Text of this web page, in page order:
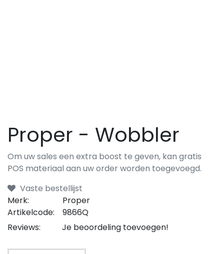
Proper - Wobbler
Om uw sales een extra boost te geven, kan gratis
POS materiaal aan uw order worden toegevoegd.
Vaste bestellijst
Merk:
Proper
Artikelcode:
9866Q
Reviews:
Je beoordeling toevoegen!